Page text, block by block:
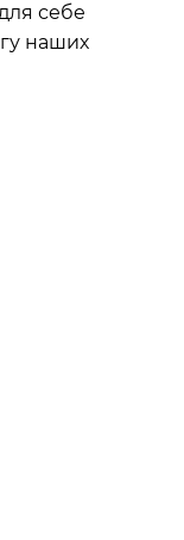
себе
наших